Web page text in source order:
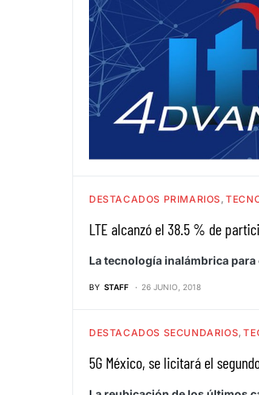
DESTACADOS PRIMARIOS
LTE alcanzó el 38.5 % de
La tecnología inalámbrica
BY STAFF 26 JUNIO, 2018
DESTACADOS SECUNDARIOS
5G México, se licitará el